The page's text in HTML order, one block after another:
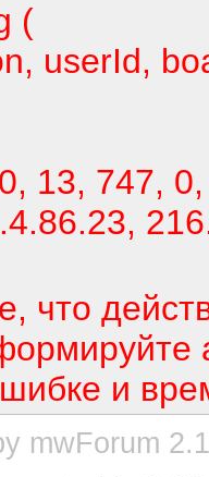
(
userId,
13, 747,
что
и
mwForum